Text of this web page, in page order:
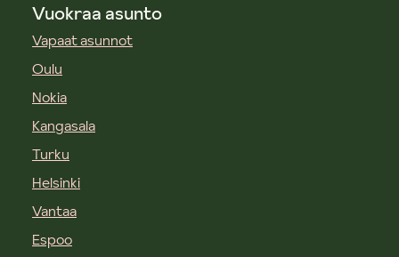
Vuokraa asunto
Vapaat asunnot
Oulu
Nokia
Kangasala
Turku
Helsinki
Vantaa
Espoo